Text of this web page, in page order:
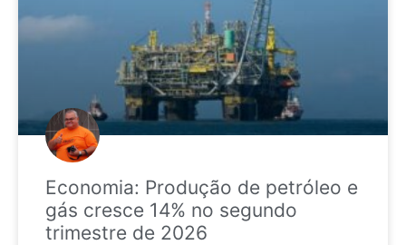
Economia: Produção de petróleo e
gás cresce 14% no segundo
trimestre de 2026